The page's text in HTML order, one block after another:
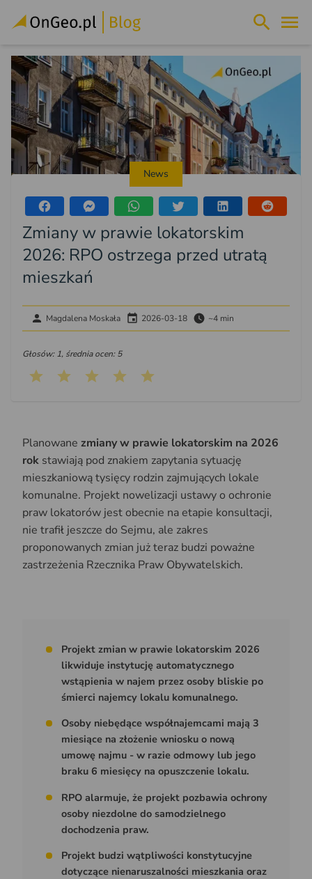
News
Zmiany w prawie lokatorskim
2026: RPO ostrzega przed utratą
mieszkań
Magdalena Moskała 2026-03-18 ~4 min
Głosów: 1, średnia ocen: 5
Planowane zmiany w prawie lokatorskim na 2026
rok stawiają pod znakiem zapytania sytuację
mieszkaniową tysięcy rodzin zajmujących lokale
komunalne. Projekt nowelizacji ustawy o ochronie
praw lokatorów jest obecnie na etapie konsultacji,
nie trafił jeszcze do Sejmu, ale zakres
proponowanych zmian już teraz budzi poważne
zastrzeżenia Rzecznika Praw Obywatelskich.
Projekt zmian w prawie lokatorskim 2026
likwiduje instytucję automatycznego
wstąpienia w najem przez osoby bliskie po
śmierci najemcy lokalu komunalnego.
Osoby niebędące współnajemcami mają 3
miesiące na złożenie wniosku o nową
umowę najmu - w razie odmowy lub jego
braku 6 miesięcy na opuszczenie lokalu.
RPO alarmuje, że projekt pozbawia ochrony
osoby niezdolne do samodzielnego
dochodzenia praw.
Projekt budzi wątpliwości konstytucyjne
dotyczące nienaruszalności mieszkania oraz